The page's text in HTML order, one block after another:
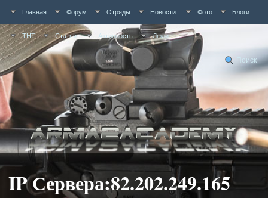
Главная Форум Отряды Новости Фото Блоги
ТНТ Статьи Активность Люди
Поиск
IP Сервера:82.202.249.165